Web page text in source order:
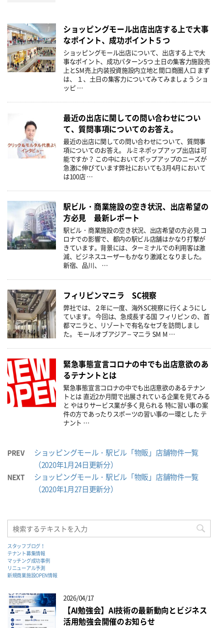
ショッピングモール出店出店する上で大事
なポイント、成功ポイント５つ
ショッピングモール出店について、出店する上で大
事なポイント、成功パターン5つ 土日の集客力施設売
上とSM売上内装投資施設内立地と間口商圏人口 まず
は、 １、土日の集客力についてみてみましょう ショ
ッピ …
最近の出店に関しての問い合わせについ
て、質問事項についてのお答え。
最近の出店に関しての問い合わせについて、質問事
項についてのお答え。 ルミネポップアップ出店は可
能ですか？ この中においてポップアップのニーズが
急激に伸びています弊社においても3月4月において
は100店 …
駅ビル・商業施設の空き状況、出店希望の
方必見 最新レポート
駅ビル・商業施設の空き状況、出店希望の方必見 コ
ロナでの影響で、都内の駅ビル店舗はかなり打撃が
きています。背景には、ターミナルでの利用客は激
減、ビジネスユーザーもかなり激減となりました。
新宿、品川、 …
フィリピンマニラ SC視察
弊社では、２年に一度、海外SC視察に行くようにし
ています。 今回は、急成長する国 フィリピン の、首
都マニラと、リゾートで有名なセブを訪問しまし
た。 モールオブアジア – マニラ SM M …
緊急事態宣言コロナの中でも出店意欲のあ
るテナントとは
緊急事態宣言コロナの中でも出店意欲のあるテナン
トとは 直近2か月間で出展されている企業を見てみる
と やはりサービス業が多く見られる 特に習い事の案
件の方であったりスポーツの習い事の一環とした テ
ナント …
PREV
ショッピングモール・駅ビル「物販」店舗物件一覧
（2020年1月24日更新分）
NEXT
ショッピングモール・駅ビル「物販」店舗物件一覧
（2020年1月27日更新分）
スタッフブログ！
テナント募集情報
マッチング成功事例
リニューアル予測
新規商業施設OPEN情報
2026/04/17
【AI勉強会】AI技術の最新動向とビジネス
活用勉強会開催のお知らせ